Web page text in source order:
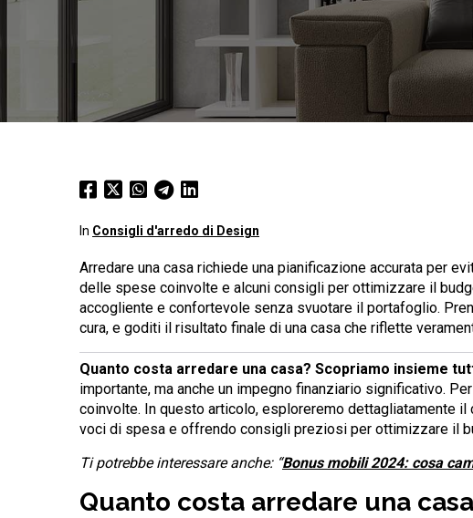
In Consigli d'arredo di Design
Arredare una casa richiede una pianificazione accurata per
delle spese coinvolte e alcuni consigli per ottimizzare il
accogliente e confortevole senza svuotare il portafoglio.
cura, e goditi il ​​risultato finale di una casa che riflette
Quanto costa arredare una casa? Scopriamo insieme
importante, ma anche un impegno finanziario significativo.
coinvolte. In questo articolo, esploreremo dettagliatamente
voci di spesa e offrendo consigli preziosi per ottimizzare il
Ti potrebbe interessare anche: “Bonus mobili 2024: cosa
Quanto costa arredare una